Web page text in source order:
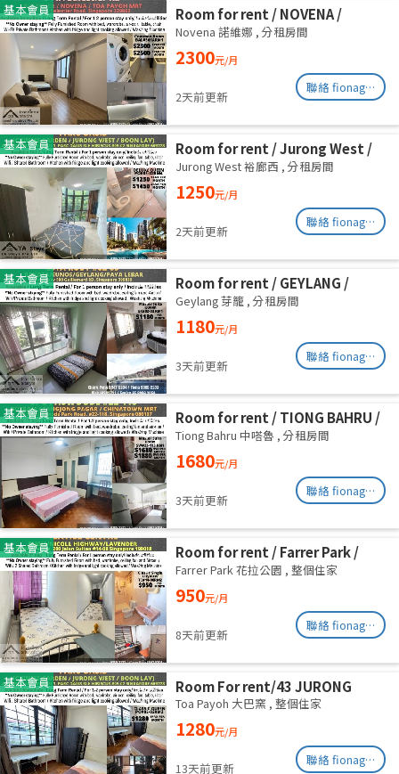
基本會員
Room for rent / NOVENA /
Master room / 2,3 pax stay /
Available Immediately
Novena 諾維娜 , 分租房間
2300元/月
2天前更新
聯絡 fionag@transinex.com.sg
基本會員
Room for rent / Jurong West /
Common room / 1pax stay /
Available Oct 2
Jurong West 裕廊西 , 分租房間
1250元/月
2天前更新
聯絡 fionag@transinex.com.sg
基本會員
Room for rent / GEYLANG /
Common room / 1pax stay /
Available Immediately
Geylang 芽籠 , 分租房間
1180元/月
3天前更新
聯絡 fionag@transinex.com.sg
基本會員
Room for rent / TIONG BAHRU /
Master room / 1pax stay /
Available 17 August
Tiong Bahru 中嗒魯 , 分租房間
1680元/月
3天前更新
聯絡 fionag@transinex.com.sg
基本會員
Room for rent / Farrer Park /
Serangoon / Common room /
1pax stay / Available 27 Aug
Farrer Park 花拉公園 , 整個住家
950元/月
8天前更新
聯絡 fionag@transinex.com.sg
基本會員
Room For rent/43 JURONG
EAST AVENUE 1, PARC OASIS
BLK HIBISCUS 60977
Road/commen /for 1pax/
Available Immediate
Toa Payoh 大巴窯 , 整個住家
1280元/月
13天前更新
聯絡 fionag@transinex.com.sg